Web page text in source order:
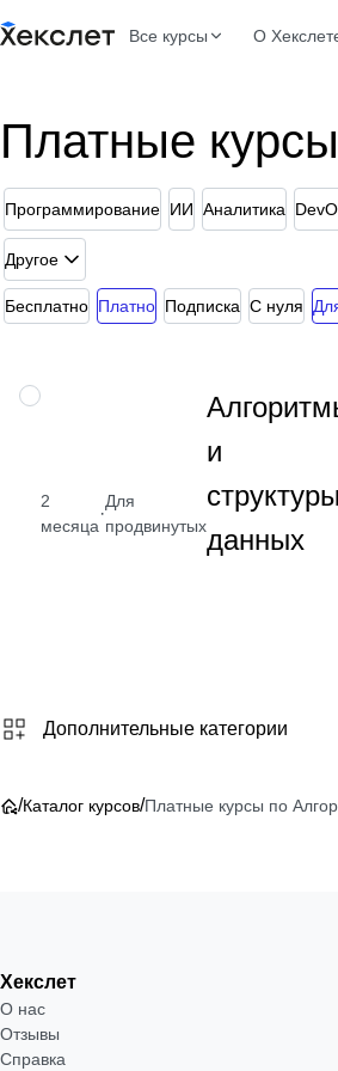
Все курсы О
Платные
Программирование ИИ Аналитика
Другое
Бесплатно Платно Подписка С нуля
НАВЫК
2
месяца
·
Для
продвинутых
и
структуры
данных
Дополнительные категории
/Каталог курсов/Платные курсы по
Хекслет
О нас
Отзывы
Справка